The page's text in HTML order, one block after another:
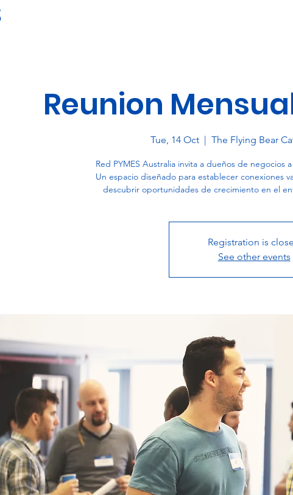
Reunion
Tue, 14 Oct
  |
The Flying Bear
Red PYMES Australia invita a dueños de negocios
Un espacio diseñado para establecer conexiones
descubrir oportunidades de crecimiento en el
Registration is
See other events